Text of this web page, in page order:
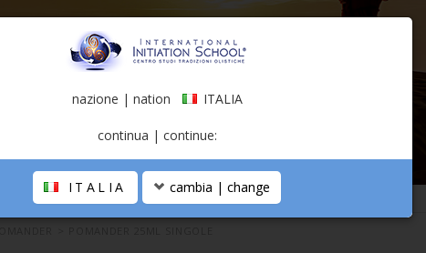
nazione | nation ITALIA
continua | continue:
ITALIA cambia | change